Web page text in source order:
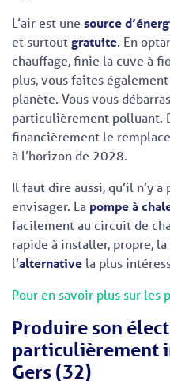
L’air est une source
et surtoutgratuite. En
chauffage, finie la cuve à
plus, vous faites
planète. Vous vous
particulièrement polluant.
financièrement le
à l’horizon de 2028.
Il faut dire aussi, qu’il n’y
envisager. La pompe à
facilement au circuit de
rapide à installer, propre,
l’alternative la plus
Pour en savoir plus sur les
Produire son
particulièrement
Gers (32)